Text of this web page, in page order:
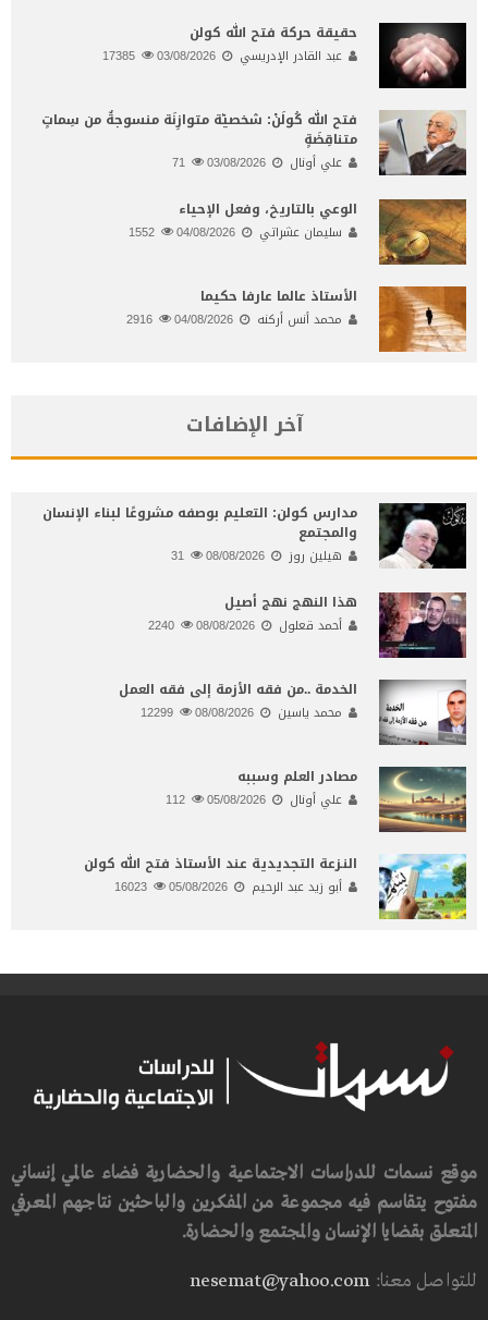
حقيقة حركة فتح الله كولن
عبد القادر الإدريسي 03/08/2026
فتح الله كُولَنْ: شخصيّة متوازِنَة منسوجةٌ من سِماتٍ
متناقِضَةٍ
علي أونال 03/08/2026
الوعي بالتاريخ، وفعل الإحياء
سليمان عشراتي 04/08/2026
الأستاذ عالما عارفا حكيما
محمد أنس أركنه 04/08/2026
آخر الإضافات
مدارس كولن: التعليم بوصفه مشروعًا لبناء الإنسان
والمجتمع
هيلين روز 08/08/2026
هذا النهج نهج أصيل
أحمد قعلول 08/08/2026
الخدمة ..من فقه الأزمة إلى فقه العمل
محمد ياسين 08/08/2026
مصادر العلم وسببه
علي أونال 05/08/2026
النـزعة التجديدية عند الأستاذ فتح الله كولن
أبو زيد عبد الرحيم 05/08/2026
موقع نسمات للدراسات الاجتماعية والحضارية فضاء عالمي إنساني
مفتوح يتقاسم فيه مجموعة من المفكرين والباحثين نتاجهم المعرفي
المتعلق بقضايا الإنسان والمجتمع والحضارة.
للتواصل معنا:nesemat@yahoo.com